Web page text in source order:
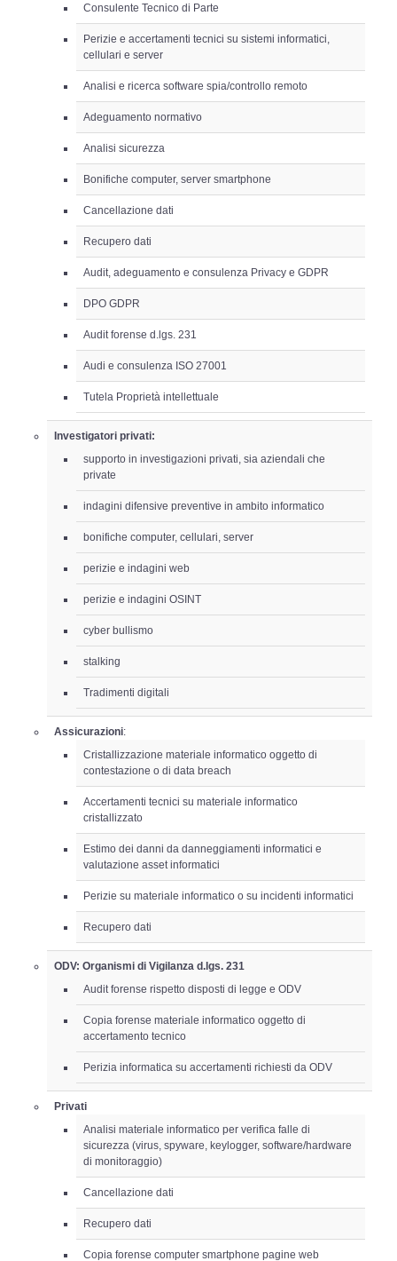
Consulente Tecnico di Parte
Perizie e accertamenti tecnici su sistemi informatici,
cellulari e server
Analisi e ricerca software spia/controllo remoto
Adeguamento normativo
Analisi sicurezza
Bonifiche computer, server smartphone
Cancellazione dati
Recupero dati
Audit, adeguamento e consulenza Privacy e GDPR
DPO GDPR
Audit forense d.lgs. 231
Audi e consulenza ISO 27001
Tutela Proprietà intellettuale
Investigatori privati:
supporto in investigazioni privati, sia aziendali che
private
indagini difensive preventive in ambito informatico
bonifiche computer, cellulari, server
perizie e indagini web
perizie e indagini OSINT
cyber bullismo
stalking
Tradimenti digitali
Assicurazioni:
Cristallizzazione materiale informatico oggetto di
contestazione o di data breach
Accertamenti tecnici su materiale informatico
cristallizzato
Estimo dei danni da danneggiamenti informatici e
valutazione asset informatici
Perizie su materiale informatico o su incidenti informatici
Recupero dati
ODV: Organismi di Vigilanza d.lgs. 231
Audit forense rispetto disposti di legge e ODV
Copia forense materiale informatico oggetto di
accertamento tecnico
Perizia informatica su accertamenti richiesti da ODV
Privati
Analisi materiale informatico per verifica falle di
sicurezza (virus, spyware, keylogger, software/hardware
di monitoraggio)
Cancellazione dati
Recupero dati
Copia forense computer smartphone pagine web